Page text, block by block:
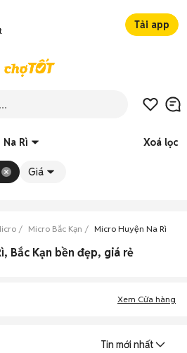
Tải app
Rì Xoá lọc
Giá
Micro Bắc Kạn Micro Huyện Na Rì
Bắc Kạn bền đẹp, giá rẻ
Xem Cửa hàng
Tin mới nhất